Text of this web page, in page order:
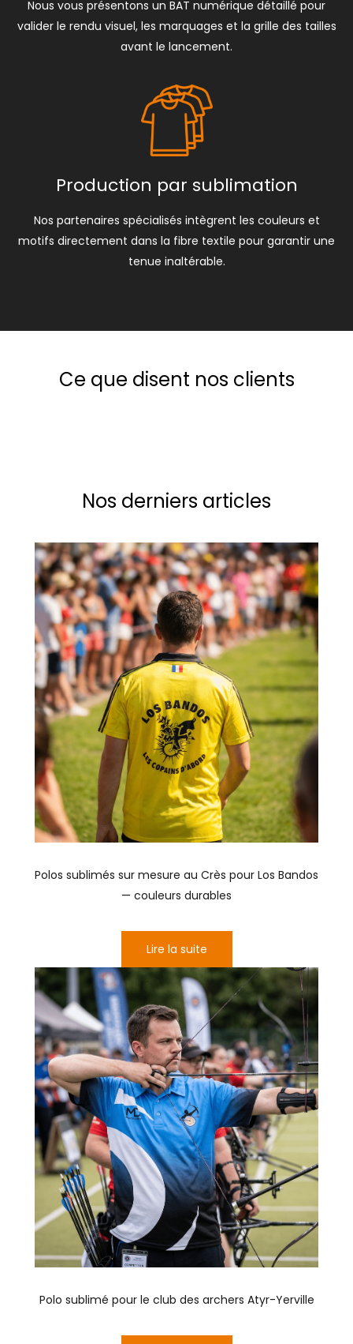
Nous vous présentons un BAT numérique détaillé pour
valider le rendu visuel, les marquages et la grille des tailles
avant le lancement.
Production par sublimation
Nos partenaires spécialisés intègrent les couleurs et
motifs directement dans la fibre textile pour garantir une
tenue inaltérable.
Ce que disent nos clients
Nos derniers articles
Polos sublimés sur mesure au Crès pour Los Bandos
— couleurs durables
Lire la suite
Polo sublimé pour le club des archers Atyr-Yerville